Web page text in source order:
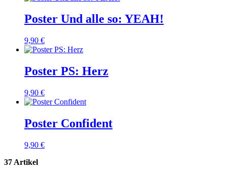
Poster Und alle so: YEAH!
9,90 €
Poster PS: Herz
9,90 €
Poster Confident
9,90 €
37 Artikel